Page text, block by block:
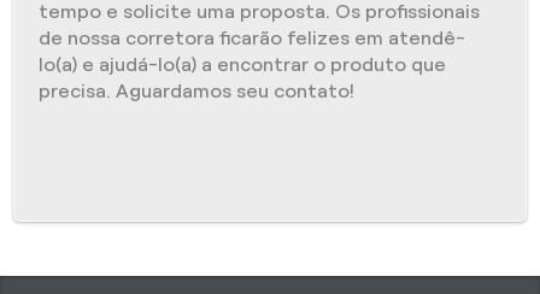
tempo e solicite uma proposta. Os profissionais
de nossa corretora ficarão felizes em atendê-
lo(a) e ajudá-lo(a) a encontrar o produto que
precisa. Aguardamos seu contato!